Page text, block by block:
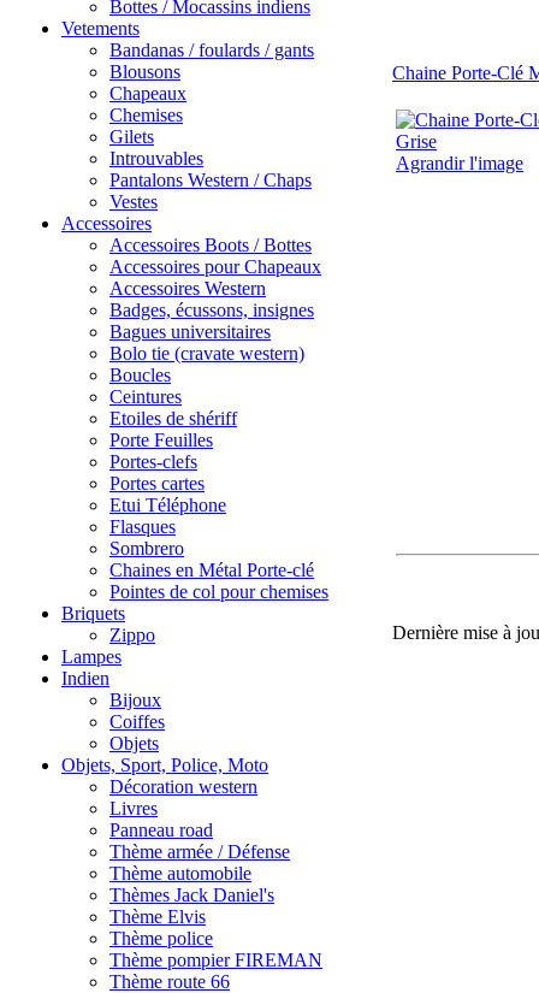
Bottes / Mocassins indiens
Vetements
Bandanas / foulards / gants
Blousons
Chapeaux
Chemises
Gilets
Introuvables
Pantalons Western / Chaps
Vestes
Accessoires
Accessoires Boots / Bottes
Accessoires pour Chapeaux
Accessoires Western
Badges, écussons, insignes
Bagues universitaires
Bolo tie (cravate western)
Boucles
Ceintures
Etoiles de shériff
Porte Feuilles
Portes-clefs
Portes cartes
Etui Téléphone
Flasques
Sombrero
Chaines en Métal Porte-clé
Pointes de col pour chemises
Briquets
Zippo
Lampes
Indien
Bijoux
Coiffes
Objets
Objets, Sport, Police, Moto
Décoration western
Livres
Panneau road
Thème armée / Défense
Thème automobile
Thèmes Jack Daniel's
Thème Elvis
Thème police
Thème pompier FIREMAN
Thème route 66
Chaine Porte-Clé
Agrandir l'image
Dernière mise à